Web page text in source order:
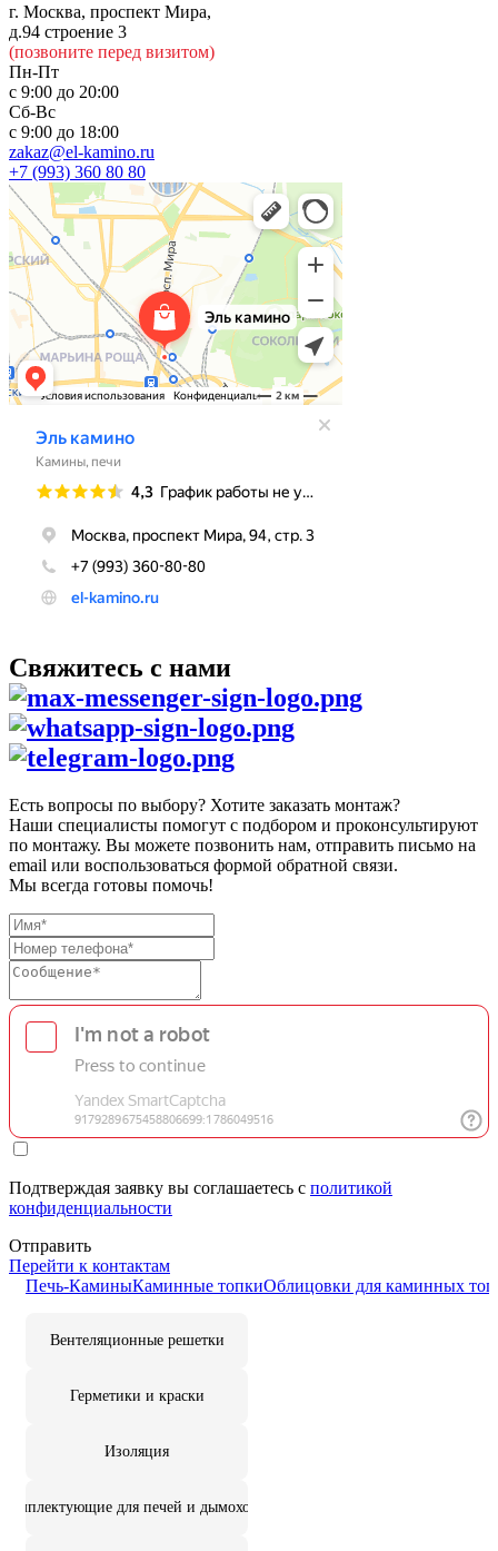
г. Москва, проспект Мира,
д.94 строение 3
(позвоните перед визитом)
Пн-Пт
с 9:00 до 20:00
Сб-Вс
с 9:00 до 18:00
zakaz@el-kamino.ru
+7 (993) 360 80 80
Свяжитесь с нами
Есть вопросы по выбору? Хотите заказать монтаж?
Наши специалисты помогут с подбором и проконсультируют
по монтажу. Вы можете позвонить нам, отправить письмо на
email или воспользоваться формой обратной связи.
Мы всегда готовы помочь!
Подтверждая заявку вы соглашаетесь с политикой
конфиденциальности
Отправить
Перейти к контактам
Печь-КаминыКаминные топкиОблицовки для каминных
Вентеляционные решетки
Герметики и краски
Изоляция
Комплектующие для печей и дымоходов